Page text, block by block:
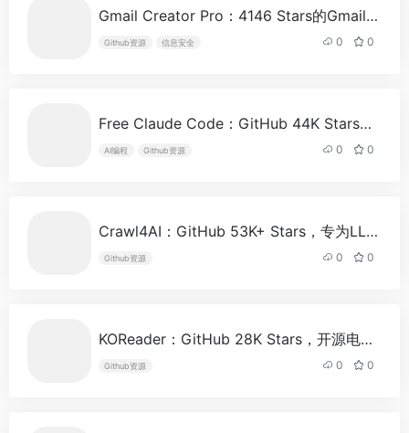
Gmail Creator Pro：4146 Stars的Gmail批量注册工具，技术完整但合规存疑
Github资源 信息安全 0 0
Free Claude Code：GitHub 44K Stars，把Claude Code变成免费工具的代理层，支持30+模型自由切换
AI编程 Github资源 0 0
Crawl4AI：GitHub 53K+ Stars，专为LLM优化的开源爬虫，把整个互联网变成RAG就绪的Markdown
Github资源 0 0
KOReader：GitHub 28K Stars，开源电纸书瑞士军刀，一个软件通吃所有格式和所有设备
Github资源 0 0